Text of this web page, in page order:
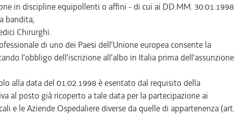
in discipline equipollenti o affini - di cui ai DD.MM. 30.01.1998
bandita;
Chirurghi.
di uno dei Paesi dell’Unione europea consente la
l’obbligo dell’iscrizione all’albo in Italia prima dell’assunzione
alla data del 01.02.1998 è esentato dal requisito della
al posto già ricoperto a tale data per la partecipazione ai
e le Aziende Ospedaliere diverse da quelle di appartenenza (art.